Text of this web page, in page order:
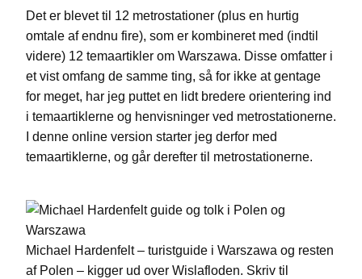
Det er blevet til 12 metrostationer (plus en hurtig
omtale af endnu fire), som er kombineret med (indtil
videre) 12 temaartikler om Warszawa. Disse omfatter i
et vist omfang de samme ting, så for ikke at gentage
for meget, har jeg puttet en lidt bredere orientering ind
i temaartiklerne og henvisninger ved metrostationerne.
I denne online version starter jeg derfor med
temaartiklerne, og går derefter til metrostationerne.
Michael Hardenfelt – turistguide i Warszawa og resten
af Polen – kigger ud over Wislafloden. Skriv til